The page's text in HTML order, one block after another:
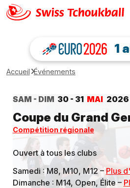
1
Accueil Événements
SAM - DIM 30 - 31 MAI 2026
Coupe du Grand
Compétition régionale
Ouvert à tous les clubs
Samedi : M8, M10, M12 –Plus
Dimanche : M14, Open, Élite –